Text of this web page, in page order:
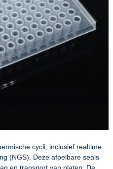
cycli, inclusief realtime
(NGS). Deze afpelbare seals
en transport van platen. De